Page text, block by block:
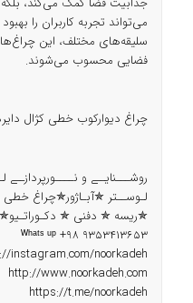
می‌تواند تجربه کاربران را
سلیقه‌های مختلف، این
فضایی محسوب می‌شوند.
چراغ دیوارکوب خطی کژال دایره
روشـــنایــے و
لـوســتر ✯آبـاژور✯چراغ
✯ریسه ✯ دفنی ✯
ᵂʰᵃᵗˢ ᵘᵖ +98 9353413653
instagram.com/noorkadeh
http://www.noorkadeh.com
https://t.me/noorkadeh